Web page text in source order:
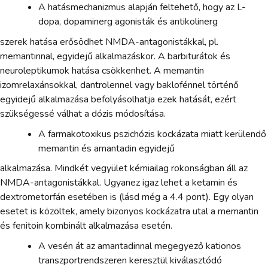
A hatásmechanizmus alapján feltehető, hogy az L-
dopa, dopaminerg agonisták és antikolinerg
szerek hatása erősödhet NMDA-antagonistákkal, pl.
memantinnal, egyidejű alkalmazáskor. A barbiturátok és
neuroleptikumok hatása csökkenhet. A memantin
izomrelaxánsokkal, dantrolennel vagy baklofénnel történő
egyidejű alkalmazása befolyásolhatja ezek hatását, ezért
szükségessé válhat a dózis módosítása.
A farmakotoxikus pszichózis kockázata miatt kerülendő
memantin és amantadin egyidejű
alkalmazása. Mindkét vegyület kémiailag rokonságban áll az
NMDA-antagonistákkal. Ugyanez igaz lehet a ketamin és
dextrometorfán esetében is (lásd még a 4.4 pont). Egy olyan
esetet is közöltek, amely bizonyos kockázatra utal a memantin
és fenitoin kombinált alkalmazása esetén.
A vesén át az amantadinnal megegyező kationos
transzportrendszeren keresztül kiválasztódó